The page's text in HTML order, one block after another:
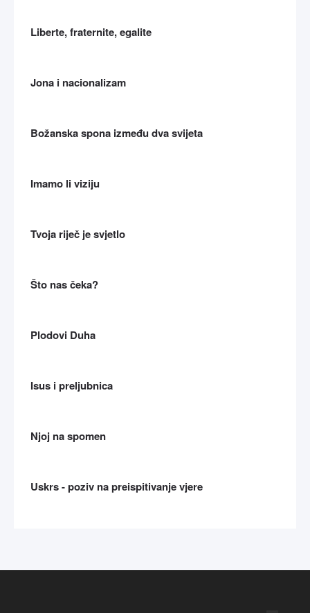
Liberte, fraternite, egalite
Jona i nacionalizam
Božanska spona između dva svijeta
Imamo li viziju
Tvoja riječ je svjetlo
Što nas čeka?
Plodovi Duha
Isus i preljubnica
Njoj na spomen
Uskrs - poziv na preispitivanje vjere